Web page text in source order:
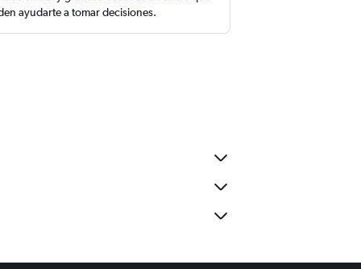
ayudarte a tomar decisiones.